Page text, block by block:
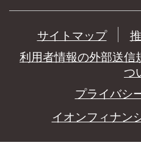
サイトマップ
利用者情報の外部送信
つ
プライバシ
イオンフィナン